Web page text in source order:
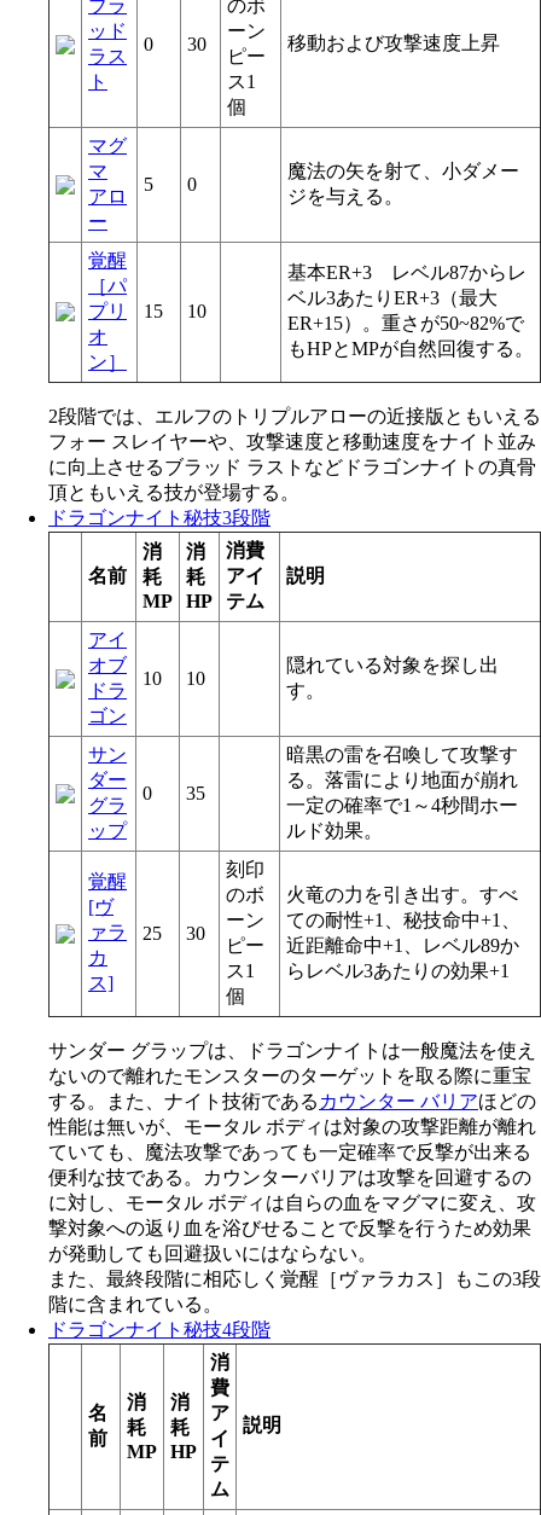
ブラ
ッド
ラス
ト
0 30
のボ
ーン
ピー
ス1
個
移動および攻撃速度上昇
マグ
マ
アロ
ー
5 0
魔法の矢を射て、小ダメー
ジを与える。
覚醒
［パ
プリ
オ
ン］
15 10
基本ER+3 レベル87からレ
ベル3あたりER+3（最大
ER+15）。重さが50~82%で
もHPとMPが自然回復する。
2段階では、エルフのトリプルアローの近接版ともいえる
フォー スレイヤーや、攻撃速度と移動速度をナイト並み
に向上させるブラッド ラストなどドラゴンナイトの真骨
頂ともいえる技が登場する。
ドラゴンナイト秘技3段階
名前
消
耗
MP
消
耗
HP
消費
アイ
テム
説明
アイ
オブ
ドラ
ゴン
10 10
隠れている対象を探し出
す。
サン
ダー
グラ
ップ
0 35
暗黒の雷を召喚して攻撃す
る。落雷により地面が崩れ
一定の確率で1～4秒間ホー
ルド効果。
覚醒
[ヴ
ァラ
カ
ス]
25 30
刻印
のボ
ーン
ピー
ス1
個
火竜の力を引き出す。すべ
ての耐性+1、秘技命中+1、
近距離命中+1、レベル89か
らレベル3あたりの効果+1
サンダー グラップは、ドラゴンナイトは一般魔法を使え
ないので離れたモンスターのターゲットを取る際に重宝
する。また、ナイト技術である カウンター バリアほどの
性能は無いが、モータル ボディは対象の攻撃距離が離れ
ていても、魔法攻撃であっても一定確率で反撃が出来る
便利な技である。カウンターバリアは攻撃を回避するの
に対し、モータル ボディは自らの血をマグマに変え、攻
撃対象への返り血を浴びせることで反撃を行うため効果
が発動しても回避扱いにはならない。
また、最終段階に相応しく覚醒［ヴァラカス］もこの3段
階に含まれている。
ドラゴンナイト秘技4段階
名
前
消
耗
MP
消
耗
HP
消
費
ア
イ
テ
ム
説明